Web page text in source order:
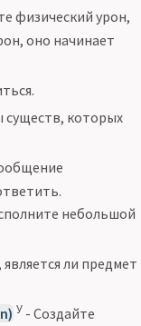
физический урон,
оно начинает
существ, которых
небольшой
ли предмет
У - Создайте